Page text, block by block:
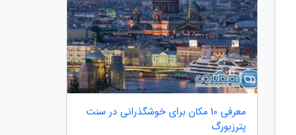
معرفی 10 مکان برای خوشگذرانی در سنت
پترزبورگ